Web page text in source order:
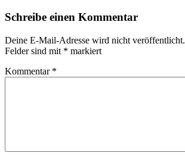
Schreibe einen Kommentar
Deine E-Mail-Adresse wird nicht veröffentlicht.
Felder sind mit * markiert
Kommentar *